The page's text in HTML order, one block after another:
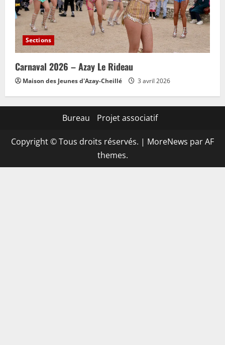
Sections
Carnaval 2026 – Azay Le Rideau
Maison des Jeunes d'Azay-Cheillé 3 avril 2026
Bureau Projet associatif
Copyright © Tous droits réservés. | MoreNews par AF
themes.